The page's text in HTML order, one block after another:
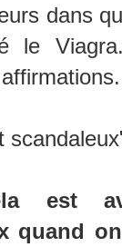
dans
le
est
quand